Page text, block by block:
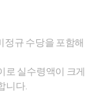
정규 수당을 포함해
로 실수령액이 크게
니다.